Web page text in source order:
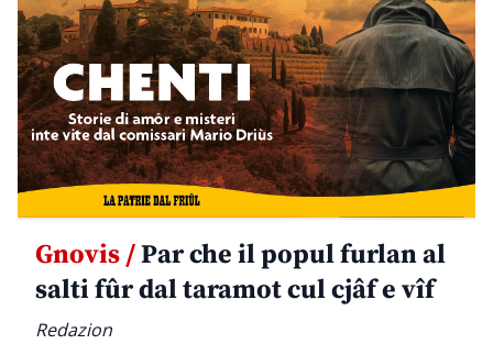
Gnovis /Par che il popul furlan al
salti fûr dal taramot cul cjâf e vîf
Redazion